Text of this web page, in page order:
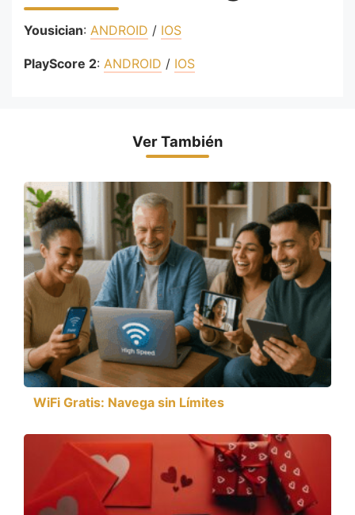
Yousician: ANDROID / IOS
PlayScore 2: ANDROID / IOS
Ver También
WiFi Gratis: Navega sin Límites